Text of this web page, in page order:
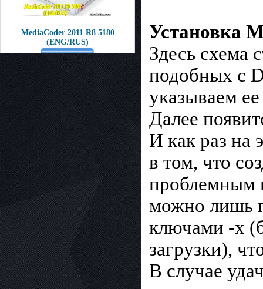
MediaCoder 2011 R8 5180
(ENG/RUS)
Установка
Здесь схема
подобных с
указываем ее
Далее
И как раз на
в том, что
проблемным
можно лишь
ключами -x
загрузки),
В случае